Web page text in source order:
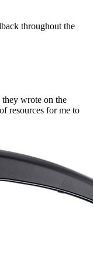
throughout the
they wrote on the
resources for me to